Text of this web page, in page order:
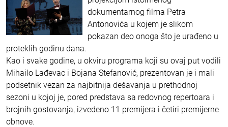
dokumentarnog filma Petra
Antonovića u kojem je slikom
pokazan deo onoga što je urađeno u
proteklih godinu dana.
Kao i svake godine, u okviru programa koji su ovaj put vodili
Mihailo Lađevac i Bojana Stefanović, prezentovan je i mali
podsetnik vezan za najbitnija dešavanja u prethodnoj
sezoni u kojoj je, pored predstava sa redovnog repertoara i
brojnih gostovanja, izvedeno 11 premijera i četiri premijerne
obnove.